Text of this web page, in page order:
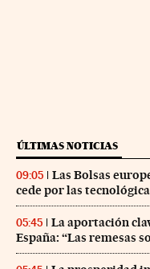
ÚLTIMAS NOTICIAS
09:05
Las Bolsas
cede por las
05:45
La aportación
España: “Las remesas